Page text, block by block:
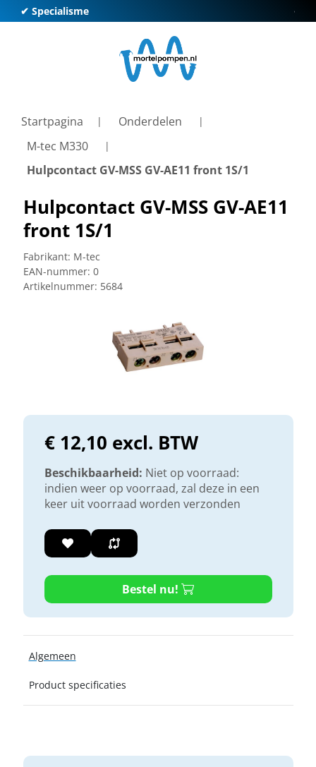
✔ Specialisme ✔
Startpagina
Onderdelen
M-tec M330
Hulpcontact GV-MSS GV-AE11 front 1S/1
Hulpcontact GV-MSS GV-AE11
front 1S/1
Fabrikant: M-tec
EAN-nummer: 0
Artikelnummer: 5684
€ 12,10 excl. BTW
Beschikbaarheid: Niet op voorraad:
indien weer op voorraad, zal deze in een
keer uit voorraad worden verzonden
Bestel nu!
Algemeen
Product specificaties